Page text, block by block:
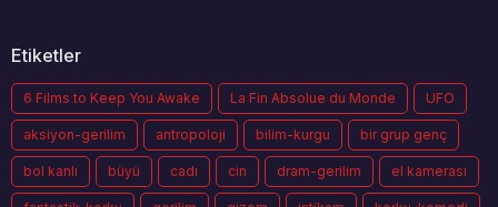
Etiketler
6 Films to Keep You Awake La Fin Absolue du Monde UFO
aksiyon-gerilim antropoloji bilim-kurgu bir grup genç
bol kanlı büyü cadı cin dram-gerilim el kamerası